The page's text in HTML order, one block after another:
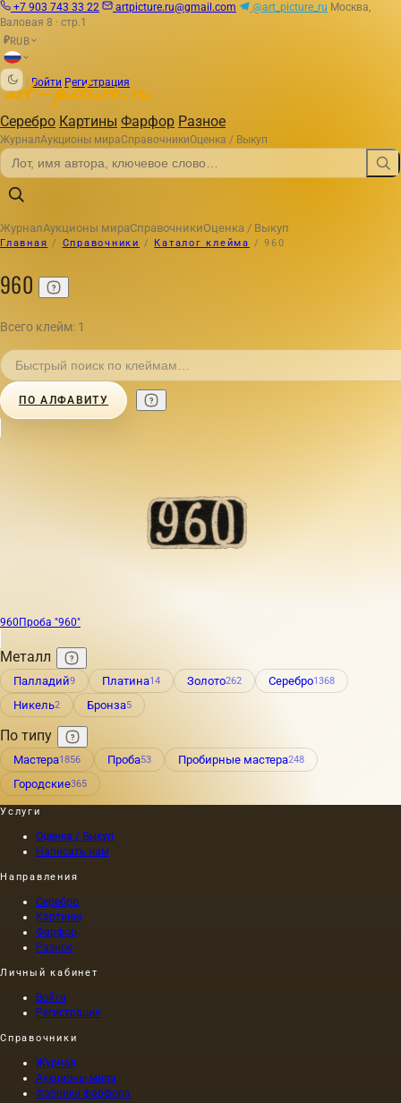
+7 903 743 33 22 artpicture.ru@gmail.com @art_picture_ru Москва,
Валовая 8 · стр.1
₽RUB
Войти Регистрация
Серебро Картины Фарфор Разное
ЖурналАукционы мираСправочникиОценка / Выкуп
ЖурналАукционы мираСправочникиОценка / Выкуп
Главная / Справочники / Каталог клейма / 960
960
Всего клейм: 1
ПО АЛФАВИТУ
960Проба "960"
Металл
Палладий9 Платина14 Золото262 Серебро1368
Никель2 Бронза5
По типу
Мастера1856 Проба53 Пробирные мастера248
Городские365
Услуги
Оценка / Выкуп
Написать нам
Направления
Серебро
Картины
Фарфор
Разное
Личный кабинет
Войти
Регистрация
Справочники
Журнал
Аукционы мира
Фабрики фарфора